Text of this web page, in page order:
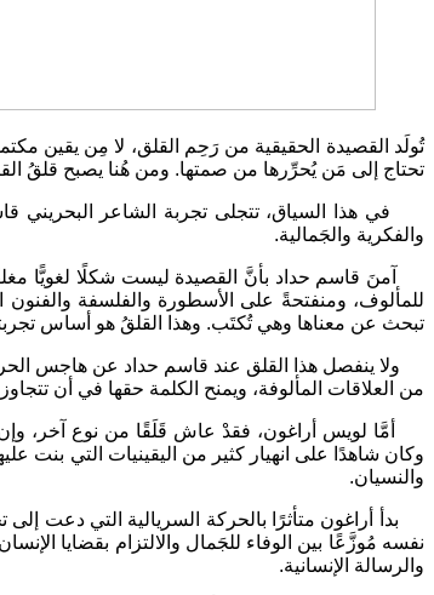
تُولَد القصيدة الحقيقية من رَحِم القلق، لا مِن يقين
تحتاج إلى مَن يُحرِّرها من صمتها. ومن هُنا يصبح قلقُ
والفكرية والجَمالية.
آمنَ قاسم حداد بأنَّ القصيدة ليست شكلًا لغويًّا
للمألوف، ومنفتحةً على الأسطورة والفلسفة والفنون
تبحث عن معناها وهي تُكتَب. وهذا القلقُ هو أساس
ولا ينفصل هذا القلق عند قاسم حداد عن هاجس
من العلاقات المألوفة، ويمنح الكلمة حقها في أن
أمَّا لويس أراغون، فقدْ عاش قَلَقًا من نوع آخر، وإن
وكان شاهدًا على انهيار كثير من اليقينيات التي بنت
والنسيان.
بدأ أراغون متأثرًا بالحركة السريالية التي دعت
نفسه مُوزَّعًا بين الوفاء للجَمال والالتزام بقضايا
والرسالة الإنسانية.